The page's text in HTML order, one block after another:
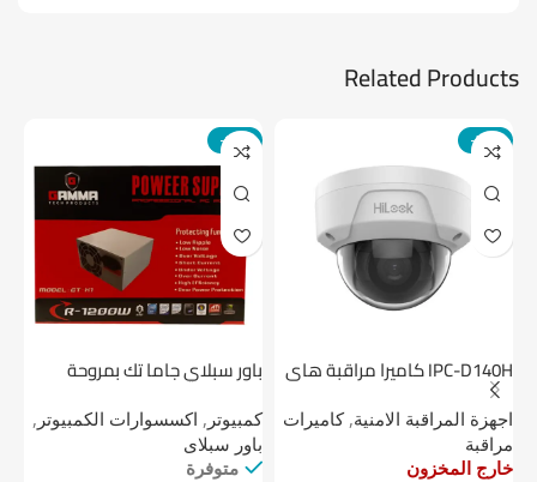
Related Products
-24%
IPC-D140H كاميرا مراقبة هاى
لوك داخلية 4 ميجا
اجهزة المراقبة الامنية,كاميرات
مراقبة
خارج المخزون
-14%
باور سبلاي جاما تك بمروحة
كمبيوتر , اكسسوارات الكمبيوتر ,
باور سبلاى
متوفرة